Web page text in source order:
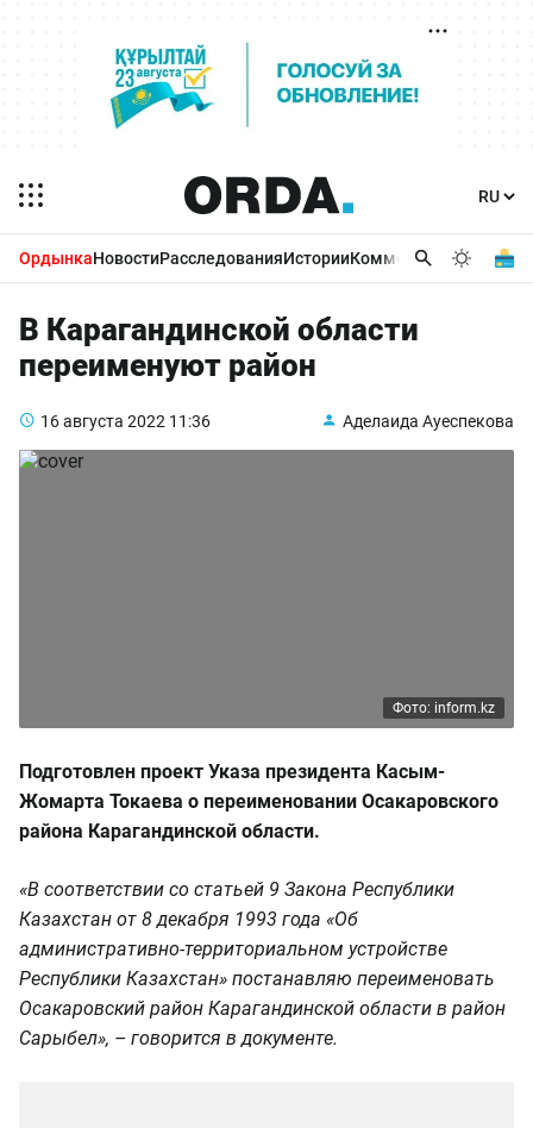
ОрдынкаНовостиРасследованияИсторииКомментарииБизнес
В Карагандинской области
переименуют район
16 августа 2022 11:36 Аделаида Ауеспекова
Фото: inform.kz
Подготовлен проект Указа президента Касым-
Жомарта Токаева о переименовании Осакаровского
района Карагандинской области.
«В соответствии со статьей 9 Закона Республики
Казахстан от 8 декабря 1993 года «Об
административно-территориальном устройстве
Республики Казахстан» постанавляю переименовать
Осакаровский район Карагандинской области в район
Сарыбел», – говорится в документе.